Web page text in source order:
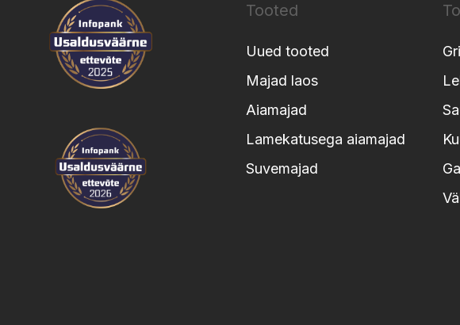
Tooted
Uued tooted
Majad laos
Aiamajad
Lamekatusega aiamajad
Suvemajad